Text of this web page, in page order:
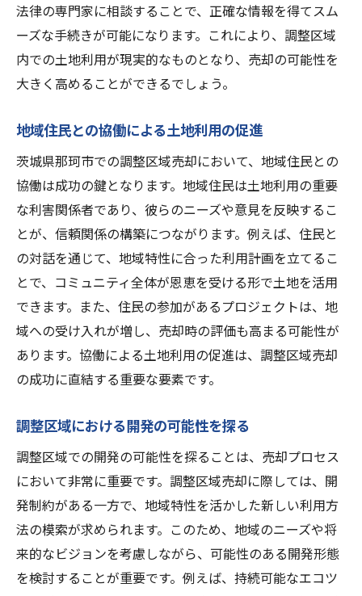
法律の専門家に相談することで、正確な情報を得てスム
ーズな手続きが可能になります。これにより、調整区域
内での土地利用が現実的なものとなり、売却の可能性を
大きく高めることができるでしょう。
地域住民との協働による土地利用の促進
茨城県那珂市での調整区域売却において、地域住民との
協働は成功の鍵となります。地域住民は土地利用の重要
な利害関係者であり、彼らのニーズや意見を反映するこ
とが、信頼関係の構築につながります。例えば、住民と
の対話を通じて、地域特性に合った利用計画を立てるこ
とで、コミュニティ全体が恩恵を受ける形で土地を活用
できます。また、住民の参加があるプロジェクトは、地
域への受け入れが増し、売却時の評価も高まる可能性が
あります。協働による土地利用の促進は、調整区域売却
の成功に直結する重要な要素です。
調整区域における開発の可能性を探る
調整区域での開発の可能性を探ることは、売却プロセス
において非常に重要です。調整区域売却に際しては、開
発制約がある一方で、地域特性を活かした新しい利用方
法の模索が求められます。このため、地域のニーズや将
来的なビジョンを考慮しながら、可能性のある開発形態
を検討することが重要です。例えば、持続可能なエコツ